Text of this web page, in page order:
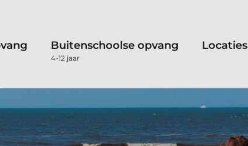
Buitenschoolse opvang
4-12 jaar
Locaties